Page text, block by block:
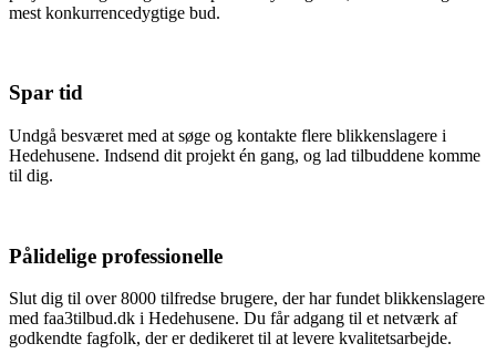
mest konkurrencedygtige bud.
Spar tid
Undgå besværet med at søge og kontakte flere blikkenslagere i
Hedehusene. Indsend dit projekt én gang, og lad tilbuddene komme
til dig.
Pålidelige professionelle
Slut dig til over 8000 tilfredse brugere, der har fundet blikkenslagere
med faa3tilbud.dk i Hedehusene. Du får adgang til et netværk af
godkendte fagfolk, der er dedikeret til at levere kvalitetsarbejde.